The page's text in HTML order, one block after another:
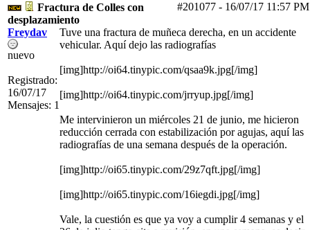
#201077 - 16/07/17 11:57 PM
Fractura de Colles con
desplazamiento
Freydav
nuevo
Registrado:
16/07/17
Mensajes: 1
Tuve una fractura de muñeca derecha, en un accidente
vehicular. Aquí dejo las radiografías
[img]http://oi64.tinypic.com/qsaa9k.jpg[/img]
[img]http://oi64.tinypic.com/jrryup.jpg[/img]
Me intervinieron un miércoles 21 de junio, me hicieron
reducción cerrada con estabilización por agujas, aquí las
radiografías de una semana después de la operación.
[img]http://oi65.tinypic.com/29z7qft.jpg[/img]
[img]http://oi65.tinypic.com/16iegdi.jpg[/img]
Vale, la cuestión es que ya voy a cumplir 4 semanas y el